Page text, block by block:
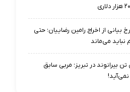
از اخراج رامین رضاییان؛ حتی
نباید می‌ماند
بیرانوند در تبریز؛ مربی سابق